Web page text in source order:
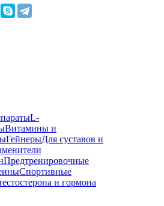
L-
Витамины и
ГейнерыДля суставов и
Предтренировочные
Спортивные
и гормона